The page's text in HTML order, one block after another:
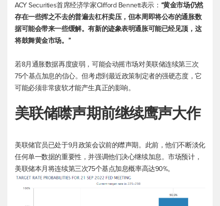
ACY Securities首席经济学家Clifford Bennett表示： “黄金市场仍然
存在一些挥之不去的普遍去杠杆卖压，但本周即将公布的通胀数
据可能会带来一些缓解。有新的迹象表明通胀可能已经见顶，这
将鼓舞黄金市场。”
若8月通胀数据再度疲弱，可能会动摇市场对美联储连续第三次
75个基点加息的信心。但考虑到最近政策制定者的强硬态度，它
可能必须非常疲软才能产生真正的影响。
美联储噤声期前继续鹰声大作
美联储官员已处于9月政策会议前的噤声期。此前，他们不断淡化
任何单一数据的重要性，并强调他们决心继续加息。市场预计，
美联储本月将连续第三次75个基点加息概率高达90%。